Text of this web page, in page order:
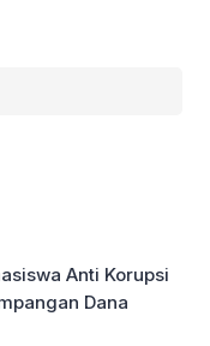
Anti Korupsi
Dana